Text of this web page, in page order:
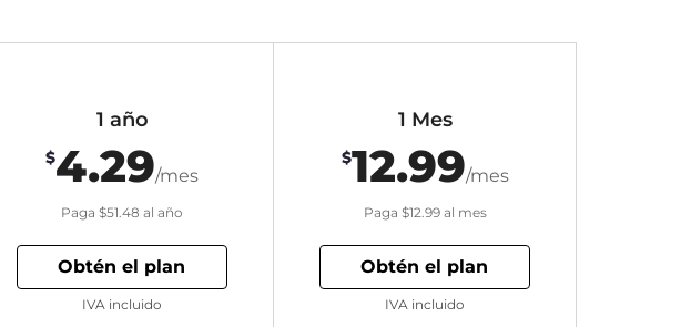
1 año
$4.29/mes
Paga $51.48 al año
Obtén el plan
IVA incluido
1 Mes
$12.99/mes
Paga $12.99al mes
Obtén el plan
IVA incluido